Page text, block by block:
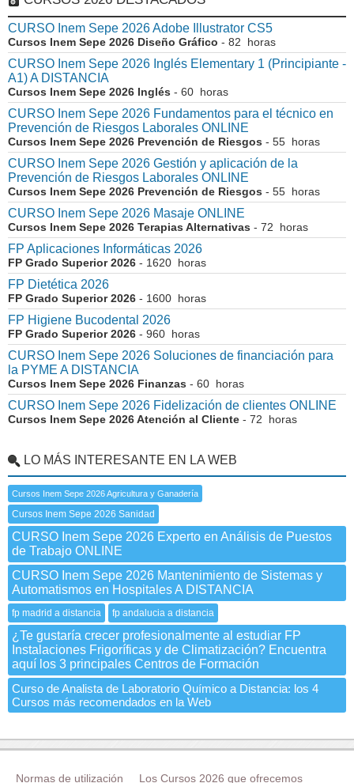
CURSO Inem Sepe 2026 Adobe Illustrator CS5
Cursos Inem Sepe 2026 Diseño Gráfico - 82 horas
CURSO Inem Sepe 2026 Inglés Elementary 1 (Principiante -
A1) A DISTANCIA
Cursos Inem Sepe 2026 Inglés - 60 horas
CURSO Inem Sepe 2026 Fundamentos para el técnico en
Prevención de Riesgos Laborales ONLINE
Cursos Inem Sepe 2026 Prevención de Riesgos - 55 horas
CURSO Inem Sepe 2026 Gestión y aplicación de la
Prevención de Riesgos Laborales ONLINE
Cursos Inem Sepe 2026 Prevención de Riesgos - 55 horas
CURSO Inem Sepe 2026 Masaje ONLINE
Cursos Inem Sepe 2026 Terapias Alternativas - 72 horas
FP Aplicaciones Informáticas 2026
FP Grado Superior 2026 - 1620 horas
FP Dietética 2026
FP Grado Superior 2026 - 1600 horas
FP Higiene Bucodental 2026
FP Grado Superior 2026 - 960 horas
CURSO Inem Sepe 2026 Soluciones de financiación para
la PYME A DISTANCIA
Cursos Inem Sepe 2026 Finanzas - 60 horas
CURSO Inem Sepe 2026 Fidelización de clientes ONLINE
Cursos Inem Sepe 2026 Atención al Cliente - 72 horas
LO MÁS INTERESANTE EN LA WEB
Cursos Inem Sepe 2026 Agricultura y Ganadería
Cursos Inem Sepe 2026 Sanidad
CURSO Inem Sepe 2026 Experto en Análisis de Puestos
de Trabajo ONLINE
CURSO Inem Sepe 2026 Mantenimiento de Sistemas y
Automatismos en Hospitales A DISTANCIA
fp madrid a distancia fp andalucia a distancia
¿Te gustaría crecer profesionalmente al estudiar FP
Instalaciones Frigoríficas y de Climatización? Encuentra
aquí los 3 principales Centros de Formación
Curso de Analista de Laboratorio Químico a Distancia: los 4
Cursos más recomendados en la Web
Normas de utilización Los Cursos 2026 que ofrecemos